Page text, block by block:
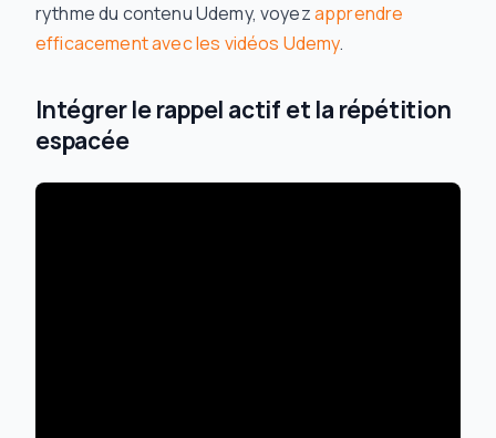
rythme du contenu Udemy, voyezapprendre
efficacement avec les vidéos Udemy.
Intégrer le rappel actif et la répétition
espacée